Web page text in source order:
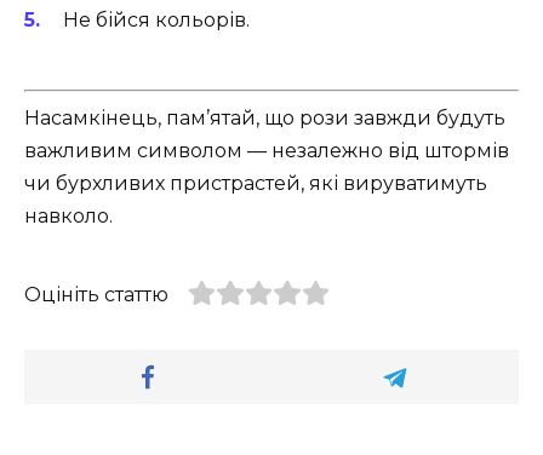
Не бійся кольорів.
Насамкінець, пам’ятай, що рози завжди будуть
важливим символом — незалежно від штормів
чи бурхливих пристрастей, які вируватимуть
навколо.
Оцініть статтю